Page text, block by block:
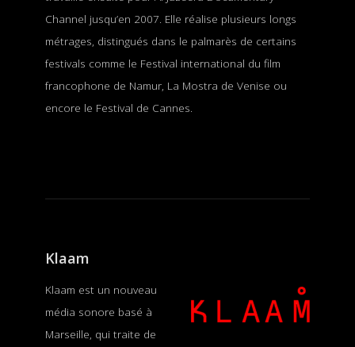
Channel jusqu’en 2007. Elle réalise plusieurs longs
métrages, distingués dans le palmarès de certains
festivals comme le Festival international du film
francophone de Namur, La Mostra de Venise ou
encore le Festival de Cannes.
Klaam
Klaam est un nouveau
média sonore basé à
Marseille, qui traite de